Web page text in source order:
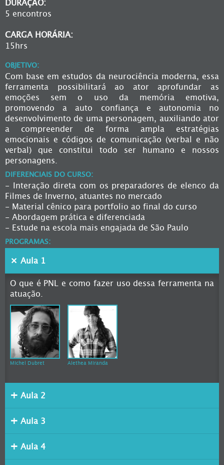
DURAÇÃO:
5 encontros
CARGA HORÁRIA:
15hrs
OBJETIVO:
Com base em estudos da neurociência moderna, essa
ferramenta possibilitará ao ator aprofundar as
emoções sem o uso da memória emotiva,
promovendo a auto confiança e autonomia no
desenvolvimento de uma personagem, auxiliando ator
a compreender de forma ampla estratégias
emocionais e códigos de comunicação (verbal e não
verbal) que constitui todo ser humano e nossos
personagens.
DIFERENCIAIS DO CURSO:
- Interação direta com os preparadores de elenco da
Filmes de Inverno, atuantes no mercado
- Material cênico para portfolio ao final do curso
- Abordagem prática e diferenciada
- Estude na escola mais engajada de São Paulo
PROGRAMAS:
Aula 1
O que é PNL e como fazer uso dessa ferramenta na
atuação.
Michel Dubret Alethea Miranda
Aula 2
Aula 3
Aula 4